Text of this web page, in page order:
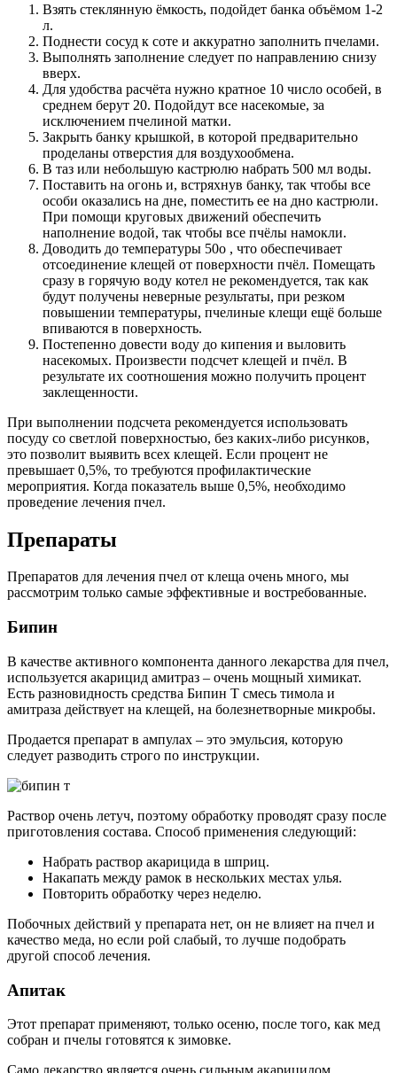
Взять стеклянную ёмкость, подойдет банка объёмом 1-2
л.
Поднести сосуд к соте и аккуратно заполнить пчелами.
Выполнять заполнение следует по направлению снизу
вверх.
Для удобства расчёта нужно кратное 10 число особей, в
среднем берут 20. Подойдут все насекомые, за
исключением пчелиной матки.
Закрыть банку крышкой, в которой предварительно
проделаны отверстия для воздухообмена.
В таз или небольшую кастрюлю набрать 500 мл воды.
Поставить на огонь и, встряхнув банку, так чтобы все
особи оказались на дне, поместить ее на дно кастрюли.
При помощи круговых движений обеспечить
наполнение водой, так чтобы все пчёлы намокли.
Доводить до температуры 50о , что обеспечивает
отсоединение клещей от поверхности пчёл. Помещать
сразу в горячую воду котел не рекомендуется, так как
будут получены неверные результаты, при резком
повышении температуры, пчелиные клещи ещё больше
впиваются в поверхность.
Постепенно довести воду до кипения и выловить
насекомых. Произвести подсчет клещей и пчёл. В
результате их соотношения можно получить процент
заклещенности.
При выполнении подсчета рекомендуется использовать
посуду со светлой поверхностью, без каких-либо рисунков,
это позволит выявить всех клещей. Если процент не
превышает 0,5%, то требуются профилактические
мероприятия. Когда показатель выше 0,5%, необходимо
проведение лечения пчел.
Препараты
Препаратов для лечения пчел от клеща очень много, мы
рассмотрим только самые эффективные и востребованные.
Бипин
В качестве активного компонента данного лекарства для пчел,
используется акарицид амитраз – очень мощный химикат.
Есть разновидность средства Бипин Т смесь тимола и
амитраза действует на клещей, на болезнетворные микробы.
Продается препарат в ампулах – это эмульсия, которую
следует разводить строго по инструкции.
Раствор очень летуч, поэтому обработку проводят сразу после
приготовления состава. Способ применения следующий:
Набрать раствор акарицида в шприц.
Накапать между рамок в нескольких местах улья.
Повторить обработку через неделю.
Побочных действий у препарата нет, он не влияет на пчел и
качество меда, но если рой слабый, то лучше подобрать
другой способ лечения.
Апитак
Этот препарат применяют, только осеню, после того, как мед
собран и пчелы готовятся к зимовке.